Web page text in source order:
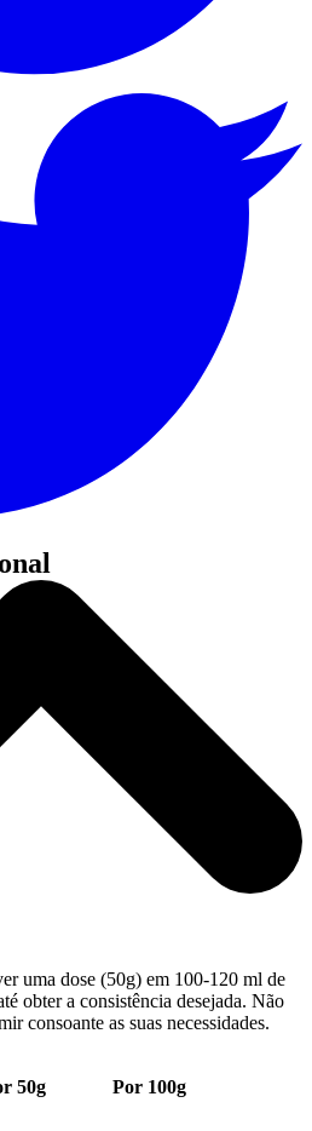
uma dose (50g) em 100-120 ml de
obter a consistência desejada. Não
consoante as suas necessidades.
50g Por 100g